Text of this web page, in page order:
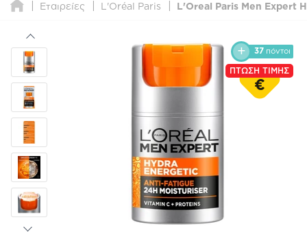
Εταιρείες L'Oréal Paris L'Oreal Paris Men Expert
37 πόντοι
ΠΤΩΣΗ ΤΙΜΗΣ
€